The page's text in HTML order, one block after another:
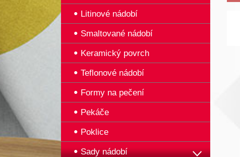
Litinové nádobí
Smaltované nádobí
Keramický povrch
Teflonové nádobí
Formy na pečení
Pekáče
Poklice
Sady nádobí